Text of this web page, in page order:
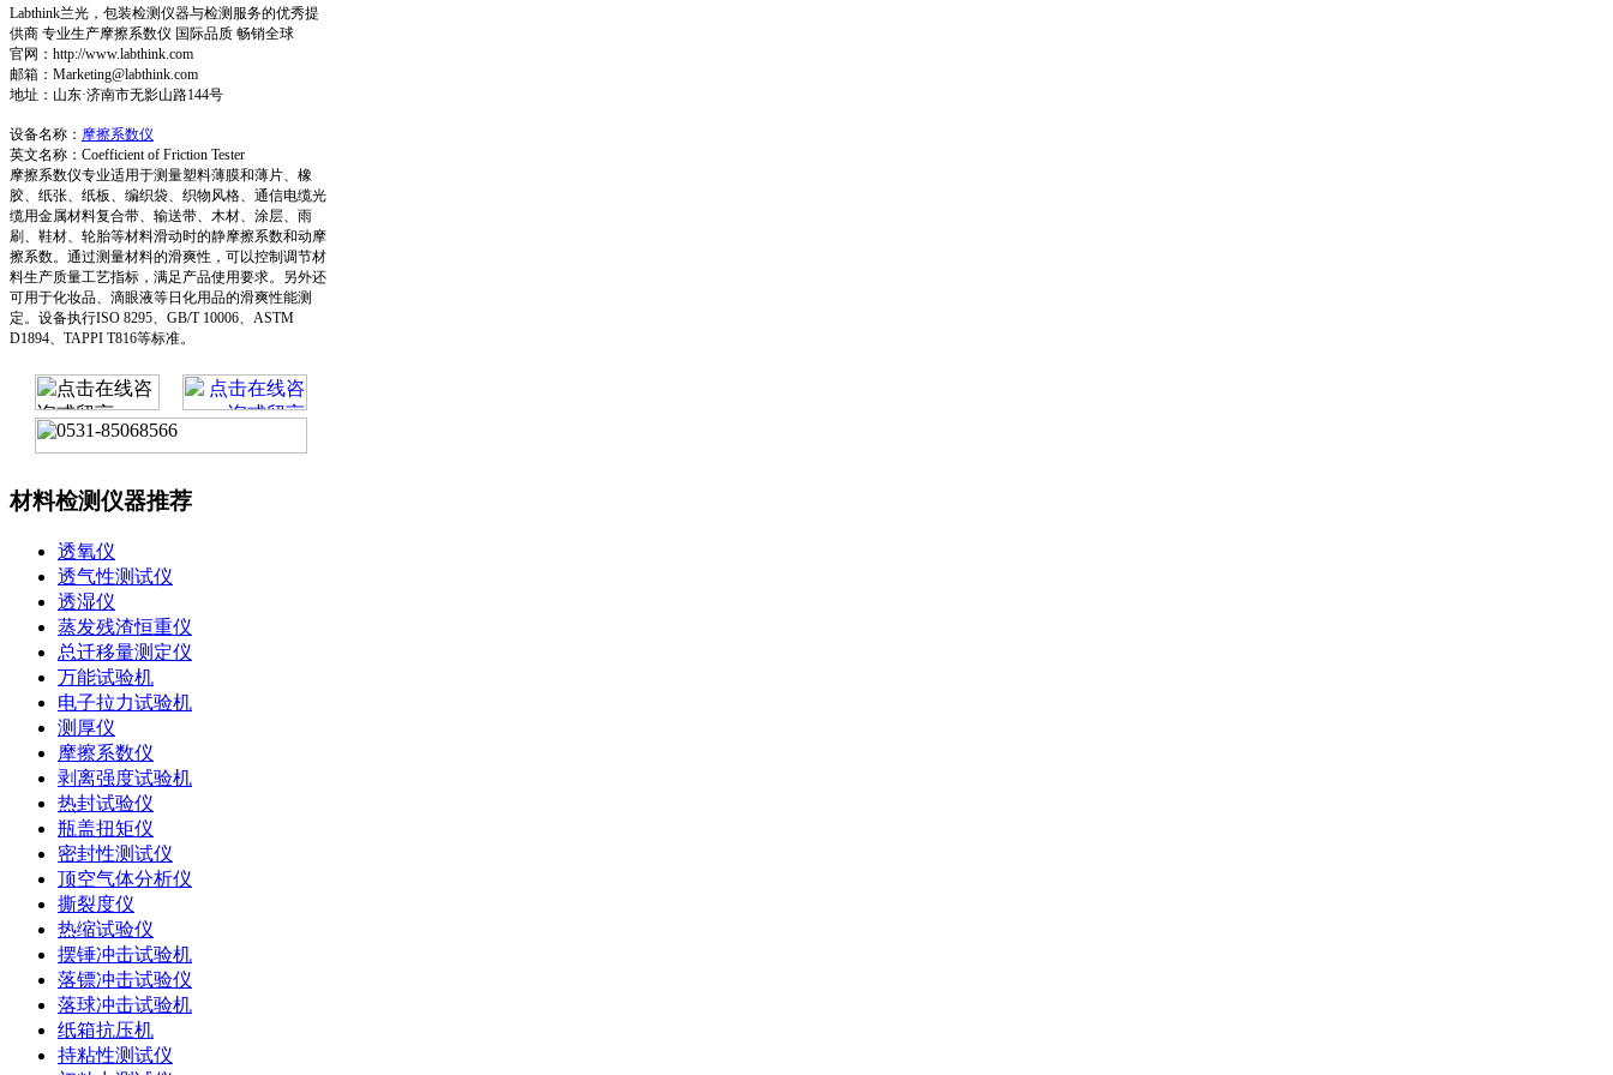
Labthink兰光，包装检测仪器与检测服务的优秀提
供商 专业生产摩擦系数仪 国际品质 畅销全球
官网：http://www.labthink.com
邮箱：Marketing@labthink.com
地址：山东·济南市无影山路144号
设备名称： 摩擦系数仪
英文名称：Coefficient of Friction Tester
摩擦系数仪专业适用于测量塑料薄膜和薄片、橡
胶、纸张、纸板、编织袋、织物风格、通信电缆光
缆用金属材料复合带、输送带、木材、涂层、雨
刷、鞋材、轮胎等材料滑动时的静摩擦系数和动摩
擦系数。通过测量材料的滑爽性，可以控制调节材
料生产质量工艺指标，满足产品使用要求。另外还
可用于化妆品、滴眼液等日化用品的滑爽性能测
定。设备执行ISO 8295、GB/T 10006、ASTM
D1894、TAPPI T816等标准。
材料检测仪器推荐
透氧仪
透气性测试仪
透湿仪
蒸发残渣恒重仪
总迁移量测定仪
万能试验机
电子拉力试验机
测厚仪
摩擦系数仪
剥离强度试验机
热封试验仪
瓶盖扭矩仪
密封性测试仪
顶空气体分析仪
撕裂度仪
热缩试验仪
摆锤冲击试验机
落镖冲击试验仪
落球冲击试验机
纸箱抗压机
持粘性测试仪